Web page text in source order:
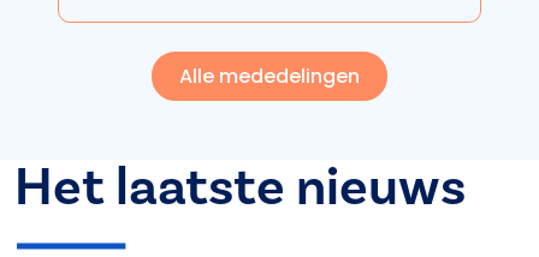
Alle mededelingen
Het laatste nieuws